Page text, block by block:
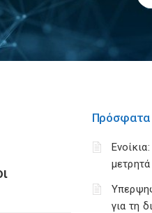
Πρόσφατα
για τη